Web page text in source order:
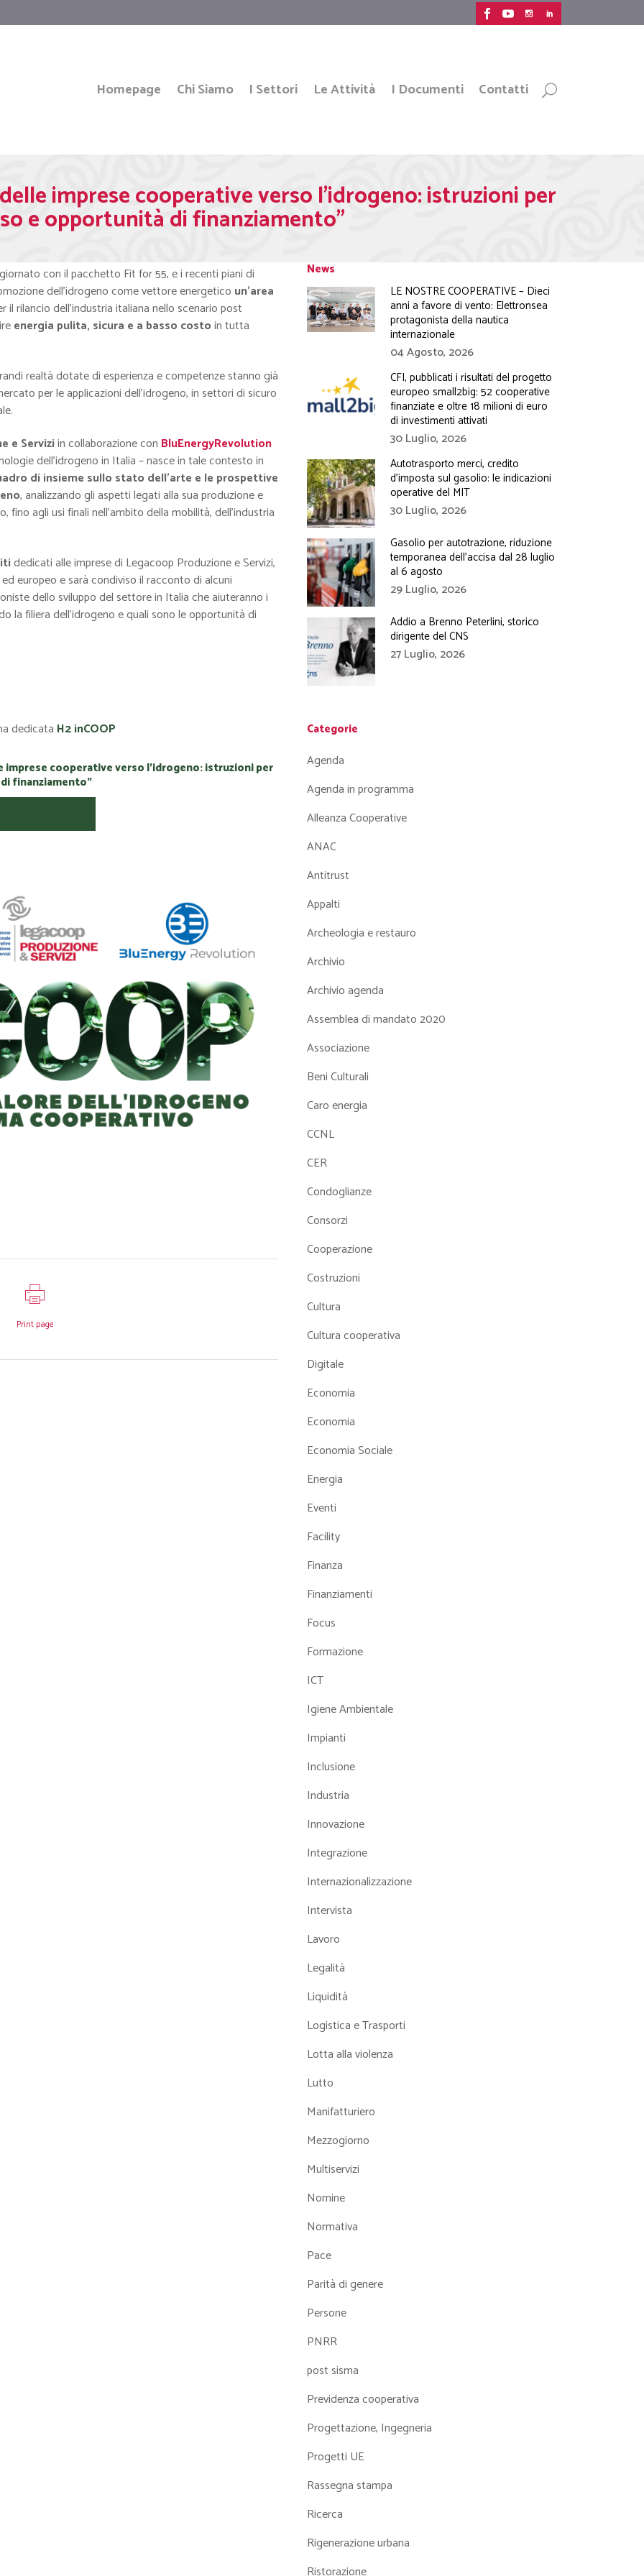
Homepage Chi Siamo I Settori Le Attività I Documenti Contatti
imprese cooperative verso l’idrogeno: istruzioni per
e opportunità di finanziamento”
con il pacchetto Fit for 55, e i recenti piani di
dell’idrogeno come vettore energetico un’area
il rilancio dell’industria italiana nello scenario post
energia pulita, sicura e a basso costoin tutta
realtà dotate di esperienza e competenze stanno già
per le applicazioni dell’idrogeno, in settori di sicuro
e Serviziin collaborazione con BluEnergyRevolution
dell’idrogeno in Italia – nasce in tale contesto in
di insieme sullo stato dell’arte e le prospettive
, analizzando gli aspetti legati alla sua produzione e
agli usi finali nell’ambito della mobilità, dell’industria
dedicati alle imprese di Legacoop Produzione e Servizi,
europeo e sarà condiviso il racconto di alcuni
dello sviluppo del settore in Italia che aiuteranno i
la filiera dell’idrogeno e quali sono le opportunità di
dedicata H2 inCOOP
imprese cooperative verso l’idrogeno: istruzioni per
finanziamento”
Print page
News
LE NOSTRE COOPERATIVE – Dieci
anni a favore di vento: Elettronsea
protagonista della nautica
internazionale
04 Agosto, 2026
CFI, pubblicati i risultati del progetto
europeo small2big: 52 cooperative
finanziate e oltre 18 milioni di euro
di investimenti attivati
30 Luglio, 2026
Autotrasporto merci, credito
d’imposta sul gasolio: le indicazioni
operative del MIT
30 Luglio, 2026
Gasolio per autotrazione, riduzione
temporanea dell’accisa dal 28 luglio
al 6 agosto
29 Luglio, 2026
Addio a Brenno Peterlini, storico
dirigente del CNS
27 Luglio, 2026
Categorie
Agenda
Agenda in programma
Alleanza Cooperative
ANAC
Antitrust
Appalti
Archeologia e restauro
Archivio
Archivio agenda
Assemblea di mandato 2020
Associazione
Beni Culturali
Caro energia
CCNL
CER
Condoglianze
Consorzi
Cooperazione
Costruzioni
Cultura
Cultura cooperativa
Digitale
Economia
Economia
Economia Sociale
Energia
Eventi
Facility
Finanza
Finanziamenti
Focus
Formazione
ICT
Igiene Ambientale
Impianti
Inclusione
Industria
Innovazione
Integrazione
Internazionalizzazione
Intervista
Lavoro
Legalità
Liquidità
Logistica e Trasporti
Lotta alla violenza
Lutto
Manifatturiero
Mezzogiorno
Multiservizi
Nomine
Normativa
Pace
Parità di genere
Persone
PNRR
post sisma
Previdenza cooperativa
Progettazione, Ingegneria
Progetti UE
Rassegna stampa
Ricerca
Rigenerazione urbana
Ristorazione